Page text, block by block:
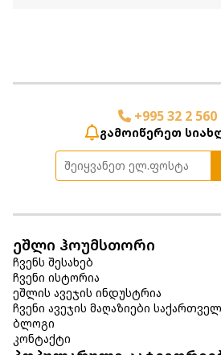
+995 32 2 560
გამოიწერეთ
ეშლი ჰოუმსთორი
ჩვენს შესახებ
ჩვენი ისტორია
ეშლის ავეჯის ინდუსტრია
ჩვენი ავეჯის მაღაზიები
ბლოგი
კონტაქტი